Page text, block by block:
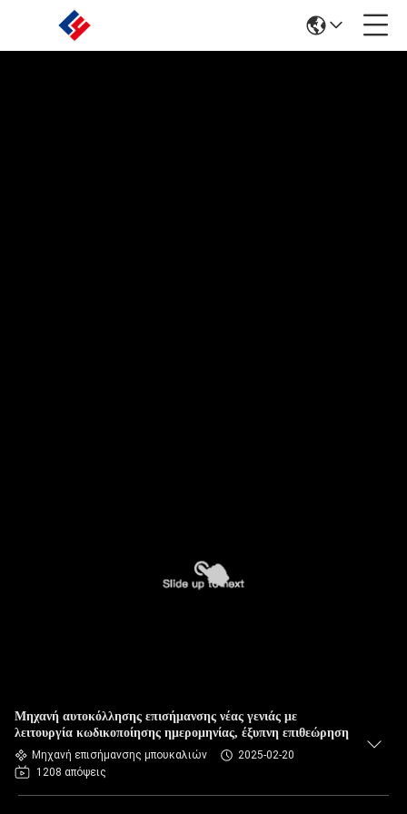
Μηχανή αυτοκόλλησης επισήμανσης νέας γενιάς με
λειτουργία κωδικοποίησης ημερομηνίας, έξυπνη επιθεώρηση
Μηχανή επισήμανσης μπουκαλιών
2025-02-20
1208 απόψεις